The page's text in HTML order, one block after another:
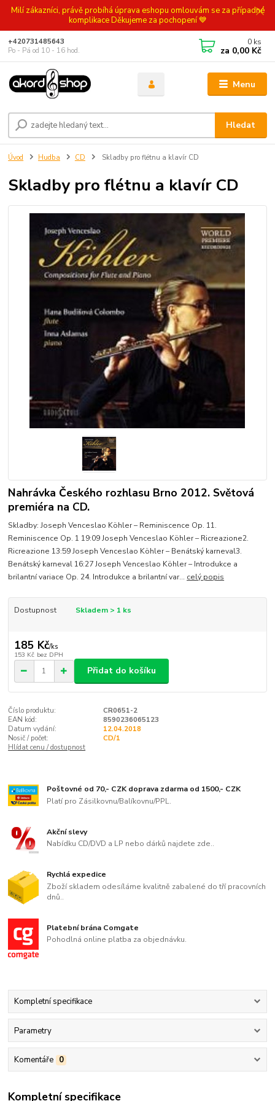
Milí zákazníci, právě probíhá úprava eshopu omlouvám se za případné
komplikace Děkujeme za pochopení 💙
Menu
Hledat
+420731485643
Po - Pá od 10 - 16 hod.
0 ks
za 0,00 Kč
Úvod Hudba CD Skladby pro flétnu a klavír CD
Skladby pro flétnu a klavír CD
Nahrávka Českého rozhlasu Brno 2012. Světová
premiéra na CD.
Skladby: Joseph Venceslao Köhler – Reminiscence Op. 11.
Reminiscence Op. 1 19:09 Joseph Venceslao Köhler – Ricreazione2.
Ricreazione 13:59 Joseph Venceslao Köhler – Benátský karneval3.
Benátský karneval 16:27 Joseph Venceslao Köhler – Introdukce a
brilantní variace Op. 24. Introdukce a brilantní var... celý popis
Dostupnost Skladem > 1 ks
185 Kč/ks
153 Kč bez DPH
Přidat do košíku
Číslo produktu:
CR0651-2
EAN kód:
8590236065123
Datum vydání:
12.04.2018
Nosič / počet:
CD/1
Hlídat cenu / dostupnost
Poštovné od 70,- CZK doprava zdarma od 1500,- CZK
Platí pro Zásilkovnu/Balíkovnu/PPL.
Akční slevy
Nabídku CD/DVD a LP nebo dárků najdete zde..
Rychlá expedice
Zboží skladem odesíláme kvalitně zabalené do tří pracovních
dnů..
Platební brána Comgate
Pohodlná online platba za objednávku.
Kompletní specifikace
Parametry
Komentáře 0
Kompletní specifikace